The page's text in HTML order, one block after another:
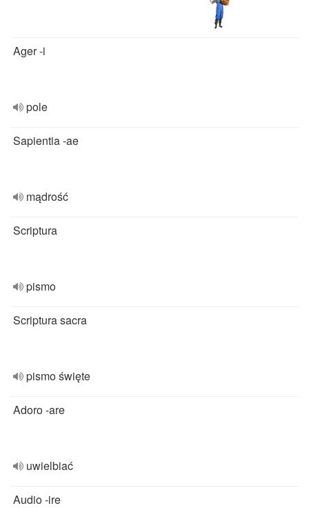
Ager -i
pole
Sapientia -ae
mądrość
Scriptura
pismo
Scriptura sacra
pismo święte
Adoro -are
uwielbiać
Audio -ire